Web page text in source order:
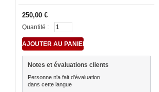
250,00 €
Quantité :
Notes et évaluations clients
Personne n'a fait d'évaluation
dans cette langue